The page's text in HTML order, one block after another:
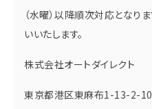
（水曜）以降順次対応となり
いいたします。
株式会社オートダイレクト
東京都港区東麻布1-13-2-